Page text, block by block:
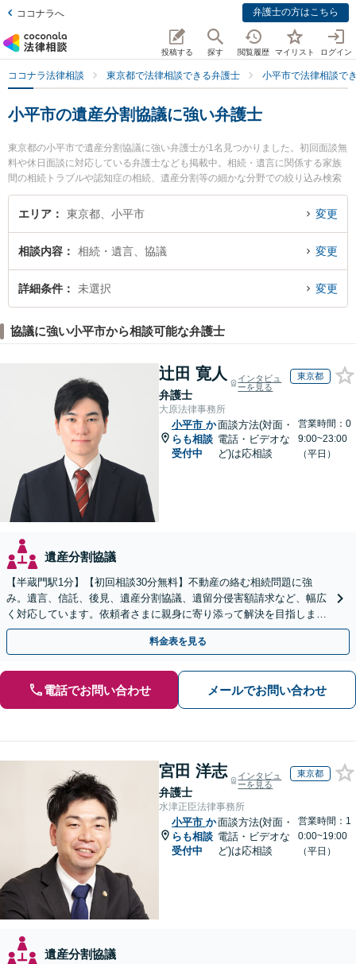
ココナラへ 弁護士の方はこちら
投稿する 探す 閲覧履歴 マイリスト ログイン
ココナラ法律相談 東京都で法律相談できる弁護士 小平市で法律相談で
小平市の遺産分割協議に強い弁護士
東京都の小平市で遺産分割協議に強い弁護士が1名見つかりました。初回面談無
料や休日面談に対応している弁護士なども掲載中。相続・遺言に関係する家族
間の相続トラブルや認知症の相続、遺産分割等の細かな分野での絞り込み検索
もでき便利です。特に野火法律事務所の古庄 野火弁護士のプロフィール情報や
弁護士費用、強みなどが注目されています。『小平市で土日や夜間に発生した
割協議を法律相談できる小平市内の弁護士に相談予約したい』などでお困りの
相談者さんにおすすめです。
エリア 東京都、小平市 変更
相談内容 相続・遺言、協議 変更
詳細条件 未選択 変更
協議に強い小平市から相談可能な弁護士
辻田 寛人
弁護士
インタビュ
ーを見る
東京都
大原法律事務所
小平市 か
らも相談
受付中
面談方法(対面・
電話・ビデオな
ど)は応相談
営業時間：0
9:00~23:00
（平日）
遺産分割協議
【半蔵門駅1分】【初回相談30分無料】不動産の絡む相続問題に強
み。遺言、信託、後見、遺産分割協議、遺留分侵害額請求など、幅広
く対応しています。依頼者さまに親身に寄り添って解決を目指しま
す。
料金表を見る
電話でお問い合わせ メールでお問い合わせ
宮田 洋志
弁護士
インタビュ
ーを見る
東京都
水津正臣法律事務所
小平市 か
らも相談
受付中
面談方法(対面・
電話・ビデオな
ど)は応相談
営業時間：1
0:00~19:00
（平日）
遺産分割協議